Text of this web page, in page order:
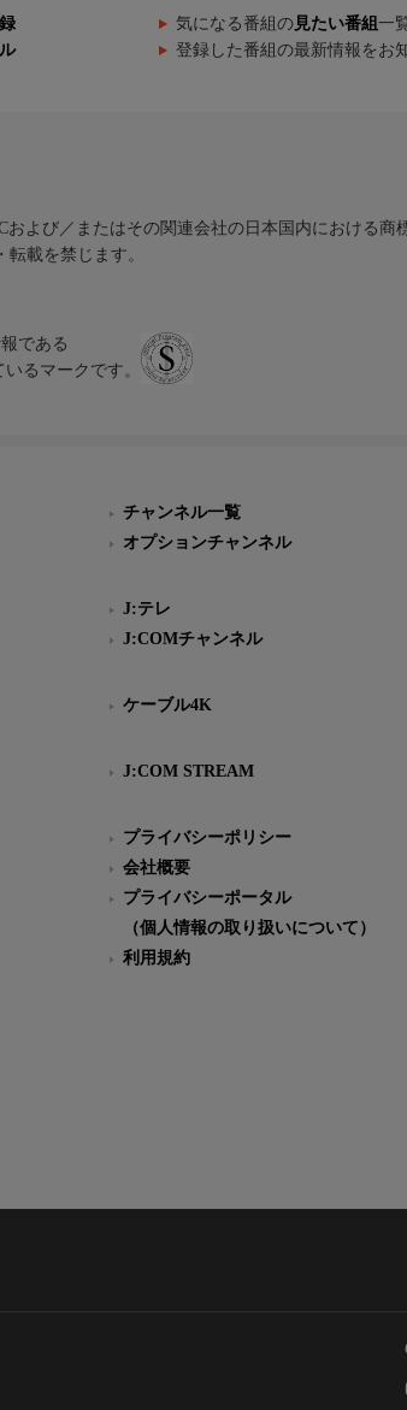
気になる番組の 見たい番組 一
登録した番組の最新情報をお
よび／またはその関連会社の日本国内における商
載を禁じます。
である
るマークです。
チャンネル一覧
オプションチャンネル
J:テレ
J:COMチャンネル
ケーブル4K
J:COM STREAM
プライバシーポリシー
会社概要
プライバシーポータル
（個人情報の取り扱いについて）
利用規約